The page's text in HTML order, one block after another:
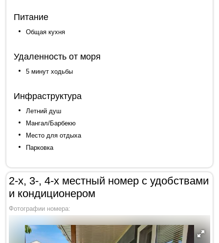
Питание
Общая кухня
Удаленность от моря
5 минут ходьбы
Инфраструктура
Летний душ
Мангал/Барбекю
Место для отдыха
Парковка
2-х, 3-, 4-х местный номер с удобствами
и кондиционером
Фотографии номера: